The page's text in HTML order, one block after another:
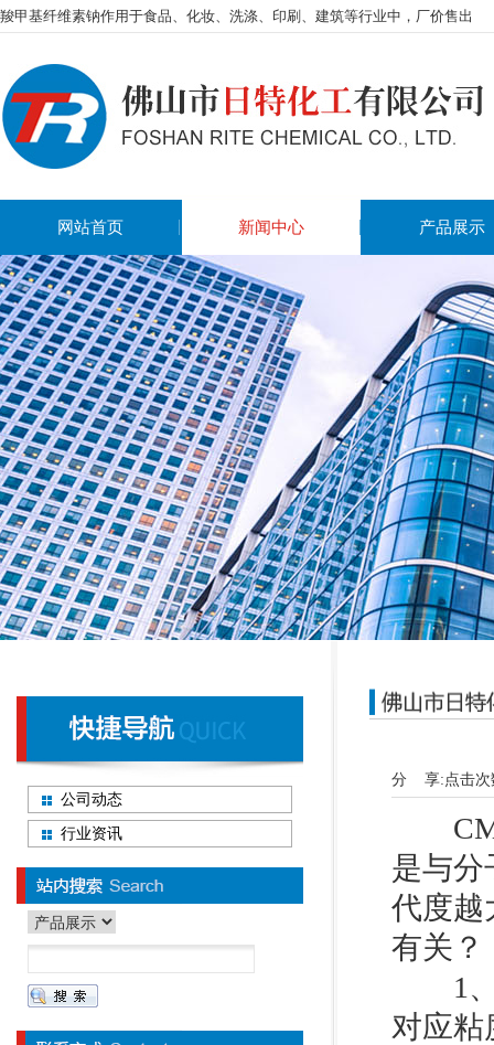
羧甲基纤维素钠作用于食品、化妆、洗涤、印刷、建筑等行业中，厂价售出
网站首页 新闻中心 产品展示
点击
分 享:
CMC
是与分
代度越
有关？
1、
对应
公司动态
行业资讯